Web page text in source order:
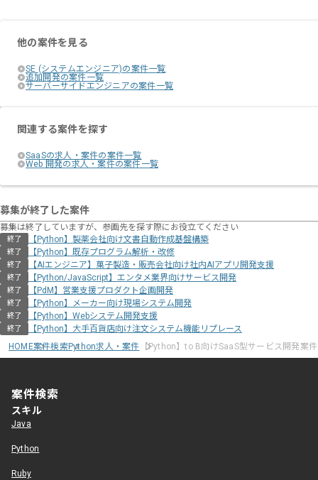
他の案件を見る
SE (システムエンジニア)の案件一覧
追加開発の案件一覧
サーバーサイドエンジニアの案件一覧
関連する案件を探す
SaaSの求人・案件の案件一覧
Web 開発の求人・案件の案件一覧
募集が終了した案件
募集は終了していますが、参画先を探す際にお役立てください
終了 【Python】製薬会社向け文書自動作成基盤構築
終了 【Python】既存プログラム解析・改修
終了 【AIエンジニア】菓子製造・販売会社向け社内AIアプリ開発支援
終了 【Python/JavaScript】エンタメ業界向けサービス開発
終了 【PdM】営業支援プロダクト企画開発
終了 【Python】メーカー向け現場システム開発
終了 【Python】Webシステム開発支援
終了
【Python】大手百貨店向け注文システム機能リプレース
HOME案件検索Python求人・案件 【Python】to B向けSaaS型サービス開発案件
案件検索
スキル
Java
Python
Ruby